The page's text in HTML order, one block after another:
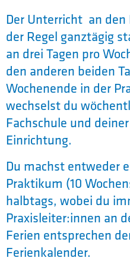
Der Unterricht an
der Regel ganztägig
an drei Tagen pro
den anderen beiden
Wochenende in der
wechselst du
Fachschule und
Einrichtung.
Du machst entweder
Praktikum (10
halbtags, wobei du
Praxisleiter:innen an
Ferien entsprechen
Ferienkalender.